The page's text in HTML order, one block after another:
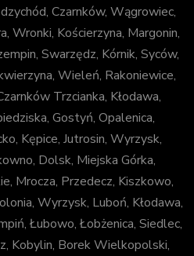
Czarnków, Wągrowiec,
Wronki, Kościerzyna, Margonin,
Swarzędz, Kórnik, Syców,
Wieleń, Rakoniewice,
Trzcianka, Kłodawa,
Gostyń, Opalenica,
Kępice, Jutrosin, Wyrzysk,
Dolsk, Miejska Górka,
Mrocza, Przedecz, Kiszkowo,
Wyrzysk, Luboń, Kłodawa,
Łubowo, Łobżenica, Siedlec,
Kobylin, Borek Wielkopolski,